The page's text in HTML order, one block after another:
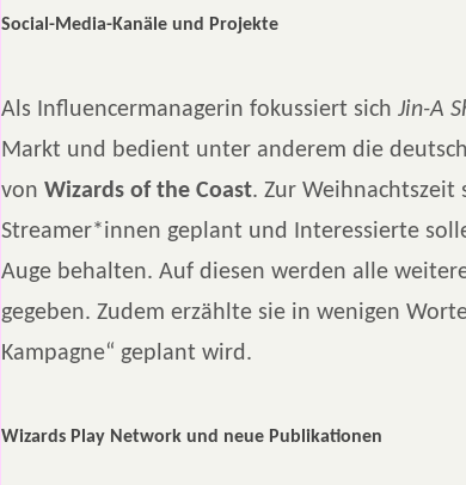
Social-Media-Kanäle und Projekte
Als Influencermanagerin fokussiert sich Jin-A
Markt und bedient unter anderem die
von Wizards of the Coast. Zur Weihnachtszeit
Streamer*innen geplant und Interessierte
Auge behalten. Auf diesen werden alle
gegeben. Zudem erzählte sie in wenigen
Kampagne“ geplant wird.
Wizards Play Network und neue Publikationen